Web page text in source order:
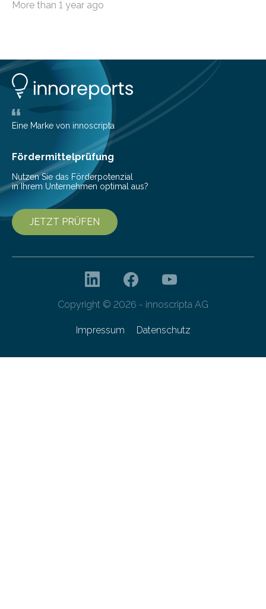
Bundesministerium…
More than 1 year ago
Eine Marke von innoscripta
Fördermittelprüfung
Nutzen Sie das Förderpotenzial
in Ihrem Unternehmen optimal aus?
JETZT PRÜFEN
Copyright © 2026 - innoscripta AG
Impressum Datenschutz